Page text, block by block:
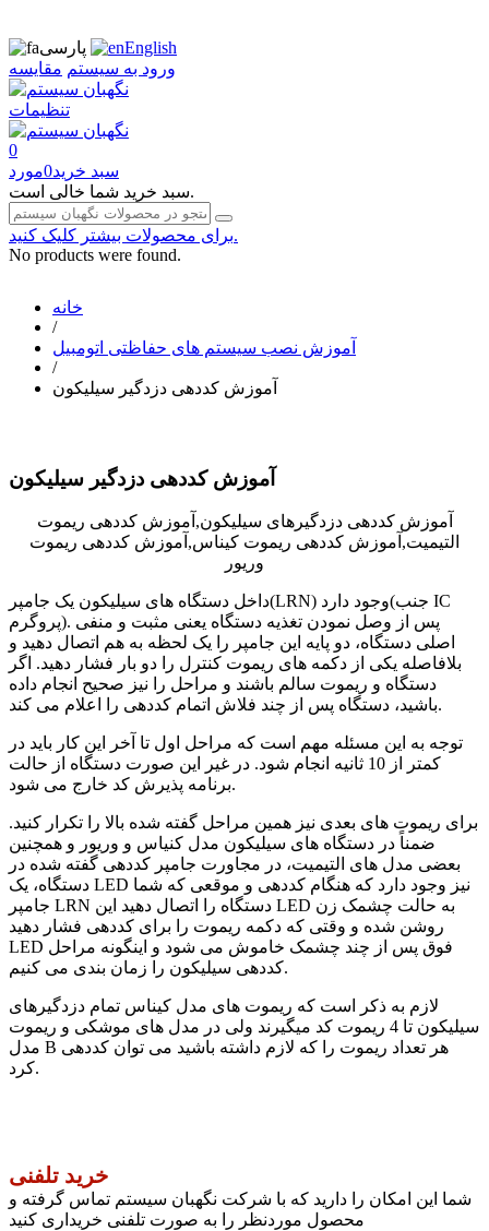
پارسی
English
ورود به سیستم مقایسه
تنظیمات
0
سبد خرید0مورد
سبد خرید شما خالی است.
برای محصولات بیشتر کلیک کنید.
No products were found.
خانه
/
آموزش نصب سیستم های حفاظتی اتومبیل
/
آموزش کددهی دزدگیر سیلیکون
آموزش کددهی دزدگیر سیلیکون
آموزش کددهی دزدگیرهای سیلیکون,آموزش کددهی ریموت
التیمیت,آموزش کددهی ریموت کیناس,آموزش کددهی ریموت
وریور
داخل دستگاه های سیلیکون یک جامپر(LRN) وجود دارد(جنب IC
پروگرم). پس از وصل نمودن تغذیه دستگاه یعنی مثبت و منفی
اصلی دستگاه، دو پایه این جامپر را یک لحظه به هم اتصال دهید و
بلافاصله یکی از دکمه های ریموت کنترل را دو بار فشار دهید. اگر
دستگاه و ریموت سالم باشند و مراحل را نیز صحیح انجام داده
باشید، دستگاه پس از چند فلاش اتمام کددهی را اعلام می کند.
توجه به این مسئله مهم است که مراحل اول تا آخر این کار باید در
کمتر از 10 ثانیه انجام شود. در غیر این صورت دستگاه از حالت
برنامه پذیرش کد خارج می شود.
برای ریموت های بعدی نیز همین مراحل گفته شده بالا را تکرار کنید.
ضمناً در دستگاه های سیلیکون مدل کنیاس و وریور و همچنین
بعضی مدل های التیمیت، در مجاورت جامپر کددهی گفته شده در
دستگاه، یک LED نیز وجود دارد که هنگام کددهی و موقعی که شما
جامپر LRN دستگاه را اتصال دهید این LED به حالت چشمک زن
روشن شده و وقتی که دکمه ریموت را برای کددهی فشار دهید
LED فوق پس از چند چشمک خاموش می شود و اینگونه مراحل
کددهی سیلیکون را زمان بندی می کنیم.
لازم به ذکر است که ریموت های مدل کیناس تمام دزدگیرهای
سیلیکون تا 4 ریموت کد میگیرند ولی در مدل های موشکی و ریموت
مدل B هر تعداد ریموت را که لازم داشته باشید می توان کددهی
کرد.
خرید تلفنی
شما این امکان را دارید که با شرکت نگهبان سیستم تماس گرفته و
محصول موردنظر را به صورت تلفنی خریداری کنید